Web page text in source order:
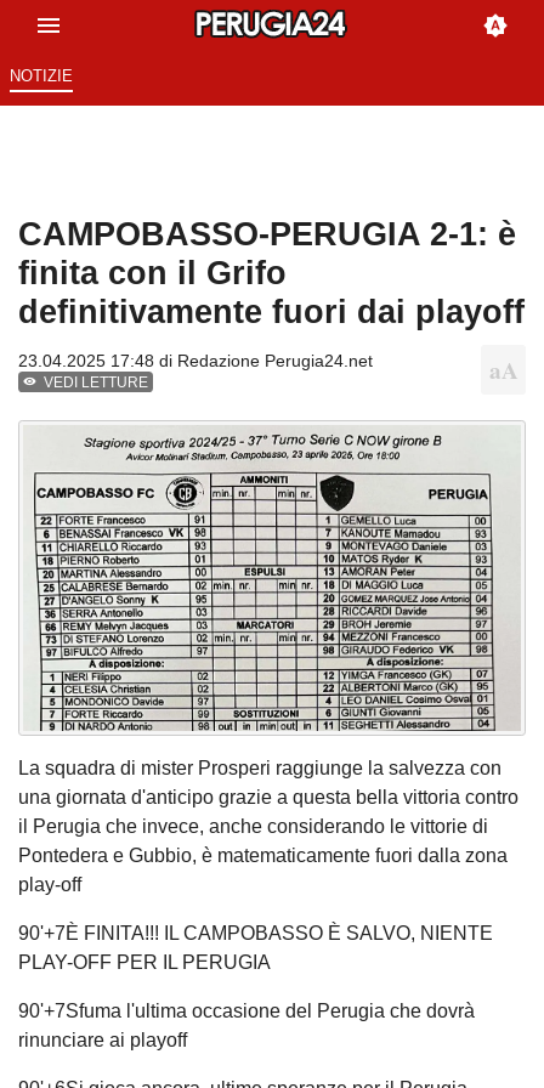
NOTIZIE
CAMPOBASSO-PERUGIA 2-1: è
finita con il Grifo
definitivamente fuori dai playoff
23.04.2025 17:48 di Redazione Perugia24.net
VEDI LETTURE
La squadra di mister Prosperi raggiunge la salvezza con
una giornata d'anticipo grazie a questa bella vittoria contro
il Perugia che invece, anche considerando le vittorie di
Pontedera e Gubbio, è matematicamente fuori dalla zona
play-off
90'+7È FINITA!!! IL CAMPOBASSO È SALVO, NIENTE
PLAY-OFF PER IL PERUGIA
90'+7Sfuma l'ultima occasione del Perugia che dovrà
rinunciare ai playoff